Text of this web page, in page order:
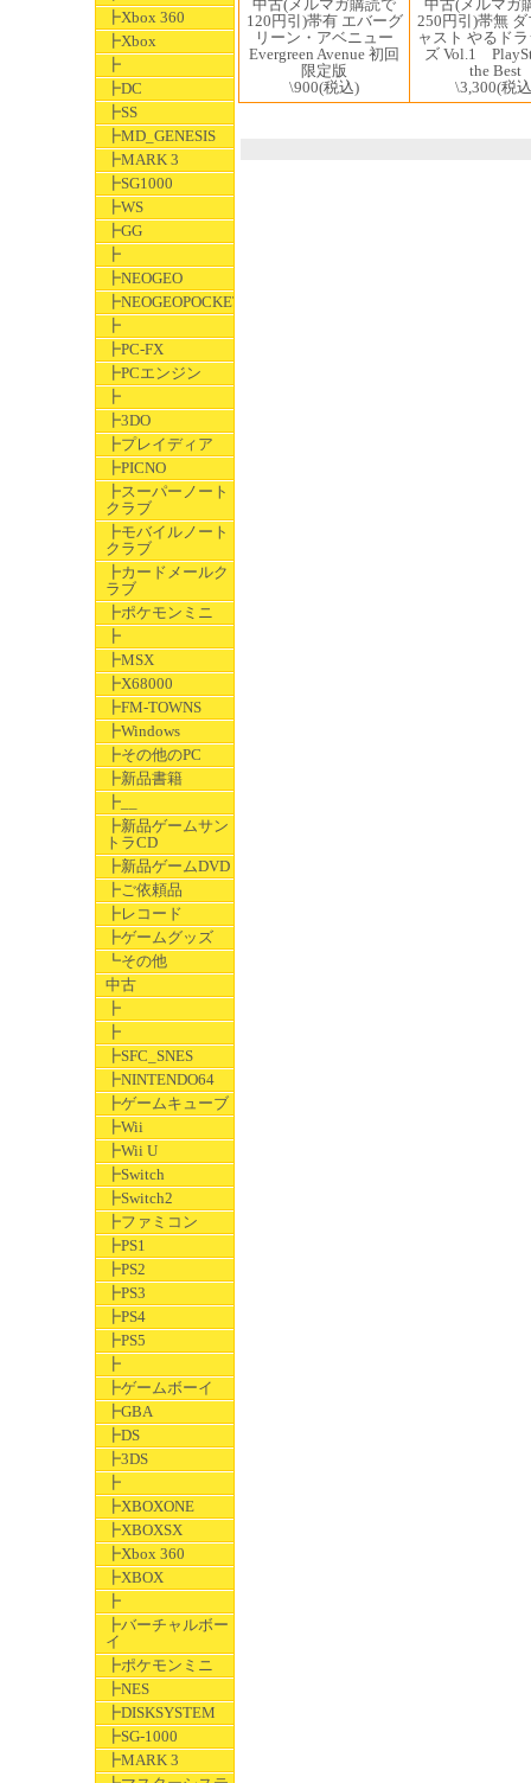
┣Xbox 360
┣Xbox
┣
┣DC
┣SS
┣MD_GENESIS
┣MARK 3
┣SG1000
┣WS
┣GG
┣
┣NEOGEO
┣NEOGEOPOCKET
┣
┣PC-FX
┣PCエンジン
┣
┣3DO
┣プレイディア
┣PICNO
┣スーパーノート
クラブ
┣モバイルノート
クラブ
┣カードメールク
ラブ
┣ポケモンミニ
┣
┣MSX
┣X68000
┣FM-TOWNS
┣Windows
┣その他のPC
┣新品書籍
┣__
┣新品ゲームサン
トラCD
┣新品ゲームDVD
┣ご依頼品
┣レコード
┣ゲームグッズ
┗その他
中古
┣
┣
┣SFC_SNES
┣NINTENDO64
┣ゲームキューブ
┣Wii
┣Wii U
┣Switch
┣Switch2
┣ファミコン
┣PS1
┣PS2
┣PS3
┣PS4
┣PS5
┣
┣ゲームボーイ
┣GBA
┣DS
┣3DS
┣
┣XBOXONE
┣XBOXSX
┣Xbox 360
┣XBOX
┣
┣バーチャルボー
イ
┣ポケモンミニ
┣NES
┣DISKSYSTEM
┣SG-1000
┣MARK 3
中古(メルマガ購読で
120円引)帯有 エバーグ
リーン・アベニュー
Evergreen Avenue 初回
限定版
\900(税込)
中古(メルマガ
250円引)帯無
ャスト やるド
ズ Vol.1
the Best
\3,300(税